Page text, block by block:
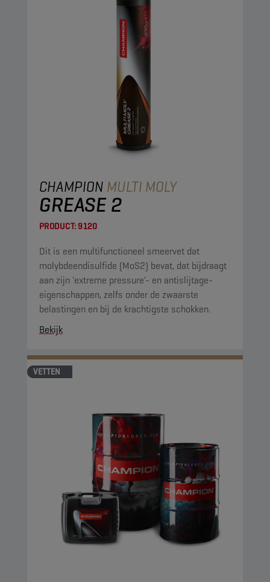
CHAMPION MULTI MOLY
GREASE 2
PRODUCT:9120
Dit is een multifunctioneel smeervet dat
molybdeendisulfide (MoS2) bevat, dat bijdraagt
aan zijn 'extreme pressure'- en antislijtage-
eigenschappen, zelfs onder de zwaarste
belastingen en bij de krachtigste schokken.
Bekijk
VETTEN